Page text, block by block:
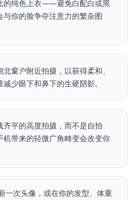
的纯色上衣——避免白配白或黑
与你的脸争夺注意力的繁杂图
窗户附近拍摄，以获得柔和、
少眼下和鼻下的生硬阴影。
齐平的高度拍摄，而不是自拍
带来的轻微广角畸变会改变你
一次头像，或在你的发型、体重